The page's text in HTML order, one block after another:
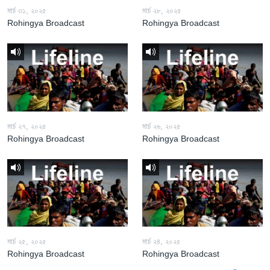
মার্চ ৩১, ২০২৫
Rohingya Broadcast
মার্চ ২৮, ২০২৫
Rohingya Broadcast
মার্চ ২৭, ২০২৫
Rohingya Broadcast
মার্চ ২৬, ২০২৫
Rohingya Broadcast
মার্চ ২৫, ২০২৫
Rohingya Broadcast
মার্চ ২৪, ২০২৫
Rohingya Broadcast